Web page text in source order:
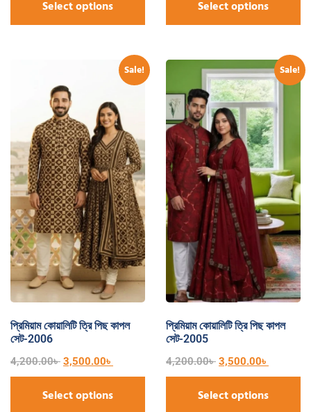
Select options Select options
Sale!
প্রিমিয়াম কোয়ালিটি ত্রি পিছ কাপল
সেট-2006
4,200.00৳ 3,500.00৳
Select options
Sale!
প্রিমিয়াম কোয়ালিটি ত্রি পিছ কাপল
সেট-2005
4,200.00৳ 3,500.00৳
Select options